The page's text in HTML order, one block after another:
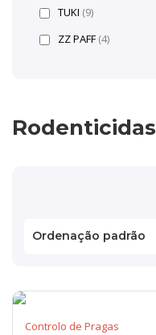
Rodenticidas
Controlo de Pragas
TUKI (9)
ZZ PAFF (4)